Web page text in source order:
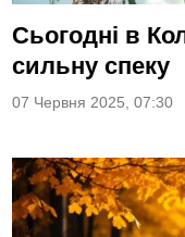
Сьогодні в
сильну спеку
07 Червня 2025, 07:30